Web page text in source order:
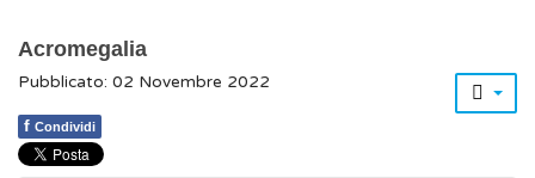
Acromegalia
Pubblicato: 02 Novembre 2022
f Condividi